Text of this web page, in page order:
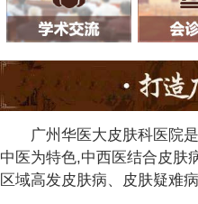
广州华医大皮肤科医院
中医为特色,中西医结合皮肤
区域高发皮肤病、皮肤疑难